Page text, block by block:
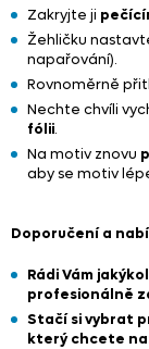
Zakryjte ji
Žehličku
napařování).
Rovnoměrně
Nechte chvíli
fólii.
Na motiv znovu
aby se motiv
Doporučení a
Rádi Vám
profesionálně
Stačí si vybrat
který chcete